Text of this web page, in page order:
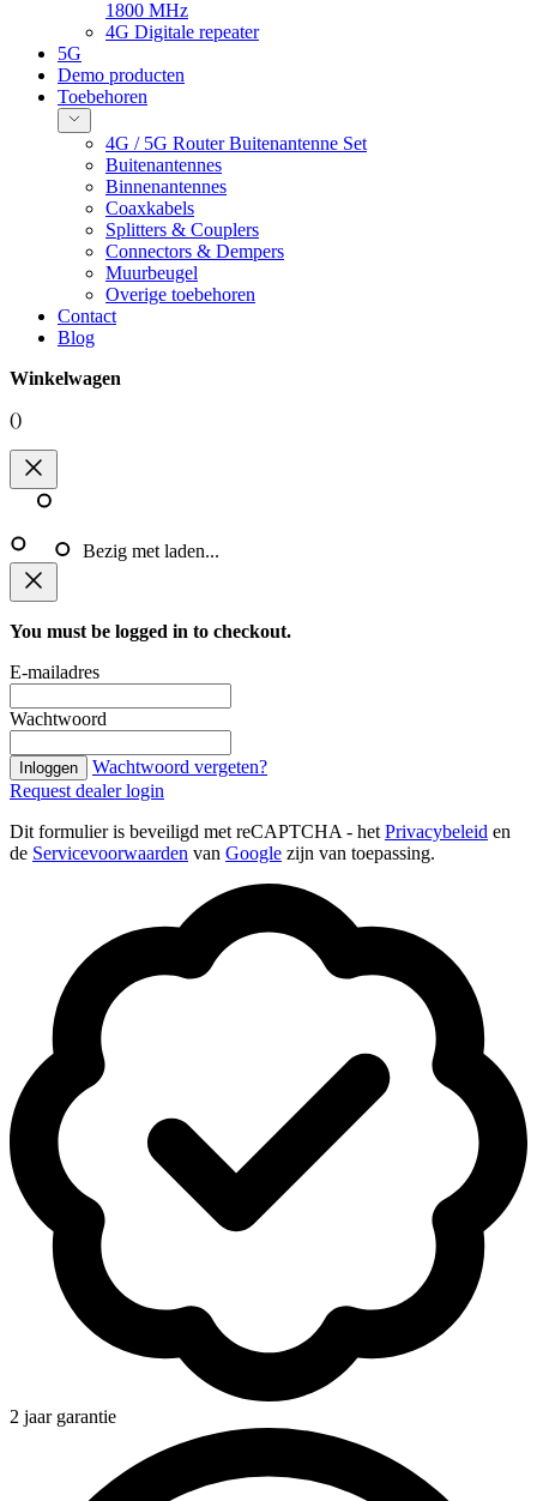
1800 MHz
4G Digitale repeater
5G
Demo producten
Toebehoren
4G / 5G Router Buitenantenne Set
Buitenantennes
Binnenantennes
Coaxkabels
Splitters & Couplers
Connectors & Dempers
Muurbeugel
Overige toebehoren
Contact
Blog
Winkelwagen
()
Bezig met laden...
You must be logged in to checkout.
E-mailadres
Wachtwoord
Inloggen
Wachtwoord vergeten?
Request dealer login
Dit formulier is beveiligd met reCAPTCHA - het Privacybeleid en
de Servicevoorwaarden van Google zijn van toepassing.
2 jaar garantie